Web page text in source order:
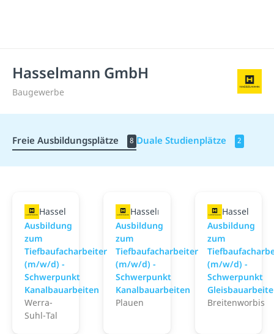
Hasselmann GmbH
Baugewerbe
Freie Ausbildungsplätze 8 Duale Studienplätze 2
Hasselmann GmbH
Ausbildung
zum
Tiefbaufacharbeiter
(m/w/d) -
Schwerpunkt
Kanalbauarbeiten
Werra-
Suhl-Tal
Hasselmann GmbH
Ausbildung
zum
Tiefbaufacharbeiter
(m/w/d) -
Schwerpunkt
Kanalbauarbeiten
Plauen
Ausbildung
zum
(m/w/d) -
Schwerpunkt
Breitenworbis